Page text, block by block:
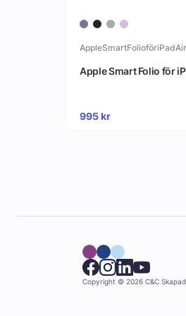
AppleSmartFolioföriPadAir
Apple Smart Folio för
995kr
Copyright © 2026 C&C